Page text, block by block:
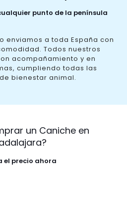
punto de la península
enviamos a toda España con
Todos nuestros
acompañamiento y en
cumpliendo todas las
bienestar animal.
un Caniche en
el precio ahora